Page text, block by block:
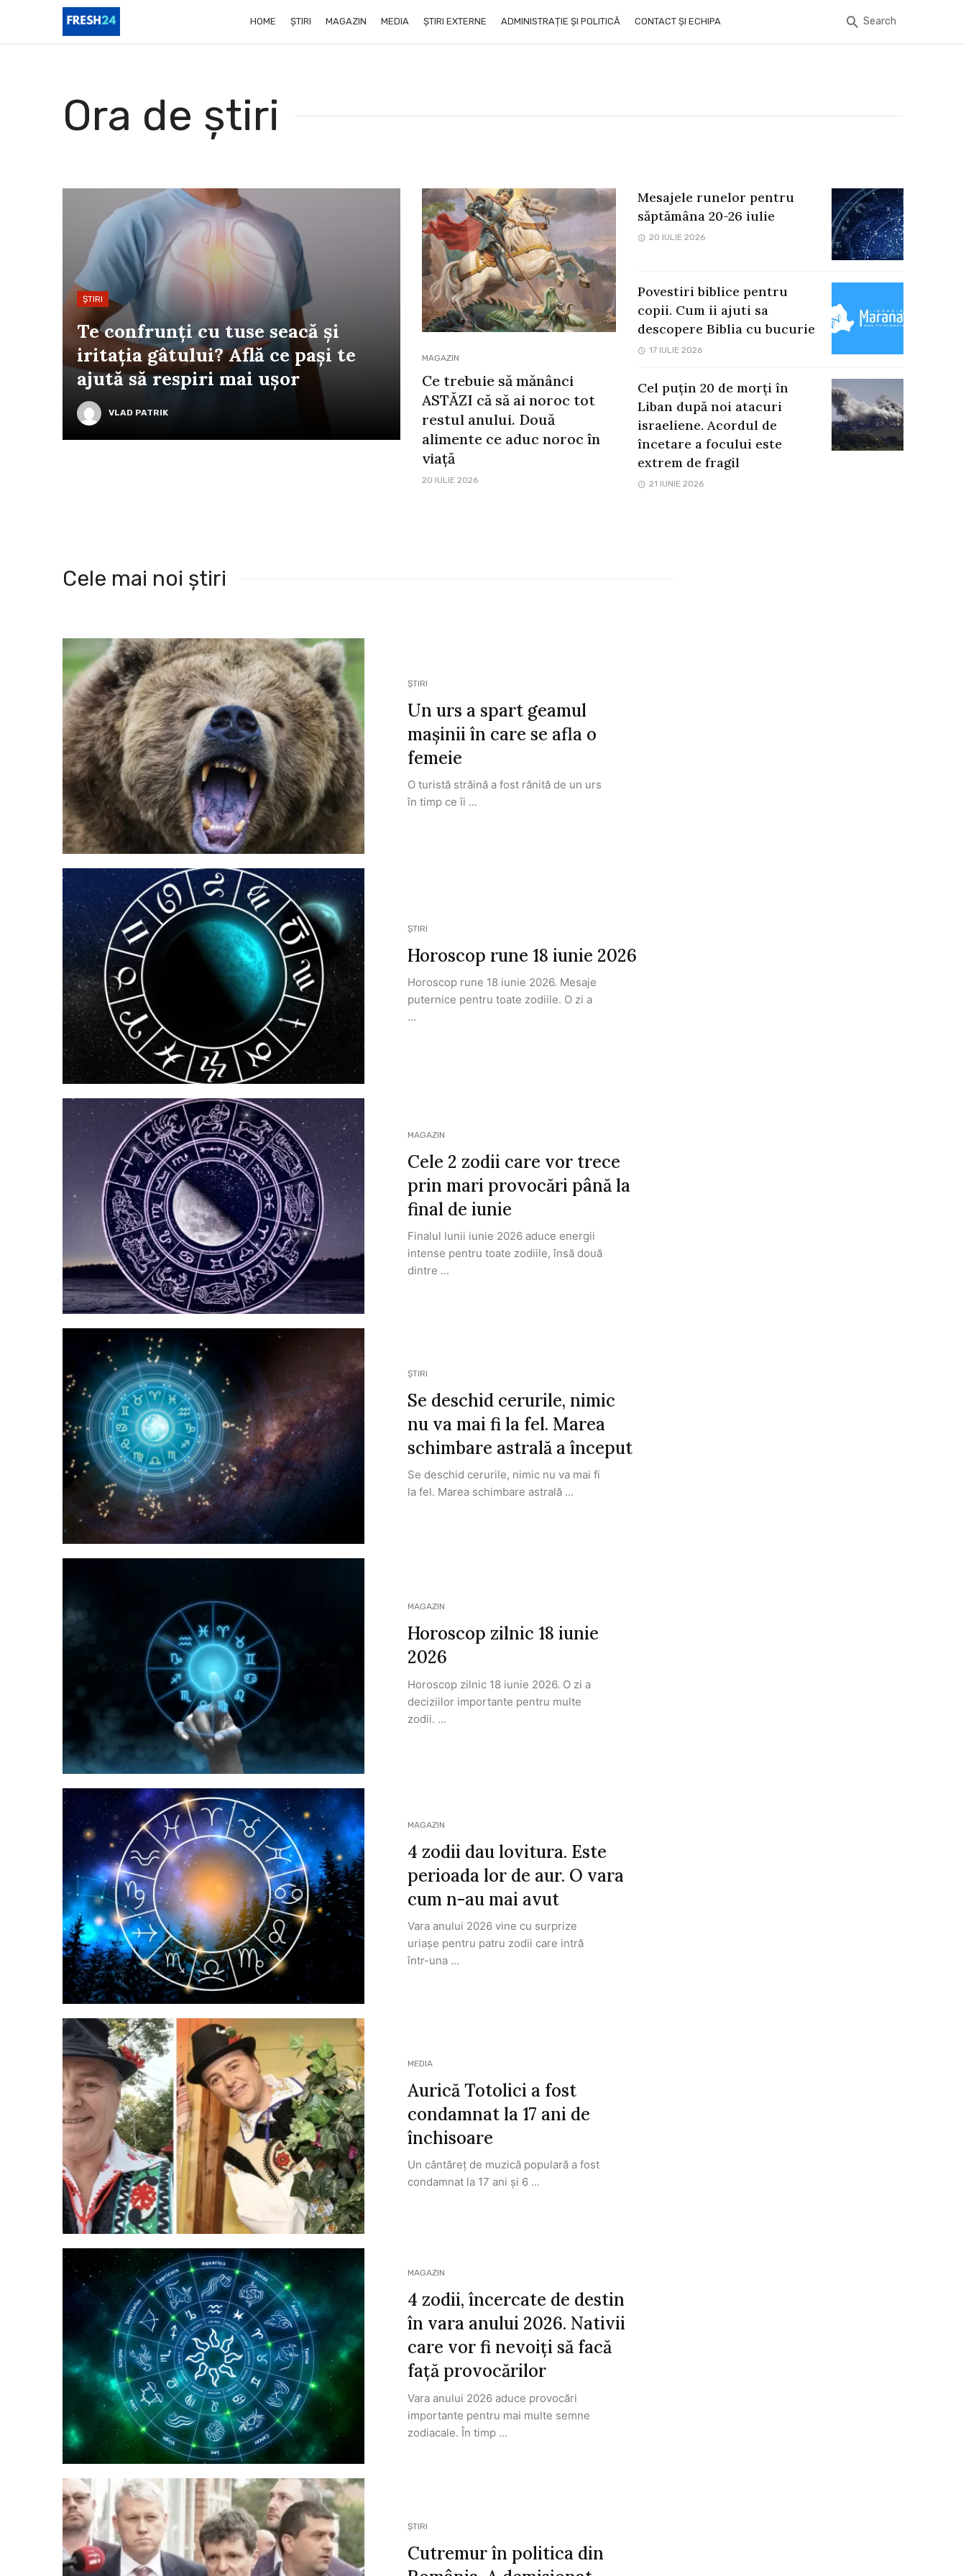
HOME ȘTIRI MAGAZIN MEDIA ȘTIRI EXTERNE ADMINISTRAȚIE ȘI POLITICĂ CONTACT ȘI ECHIPA Search
Ora de știri
ȘTIRI
Te confrunți cu tuse seacă și
iritația gâtului? Află ce pași te
ajută să respiri mai ușor
VLAD PATRIK
MAGAZIN
Ce trebuie să mănânci
ASTĂZI că să ai noroc tot
restul anului. Două
alimente ce aduc noroc în
viață
20 IULIE 2026
Mesajele runelor pentru
săptămâna 20-26 iulie
20 IULIE 2026
Povestiri biblice pentru
copii. Cum ii ajuti sa
descopere Biblia cu bucurie
17 IULIE 2026
Cel puțin 20 de morți în
Liban după noi atacuri
israeliene. Acordul de
încetare a focului este
extrem de fragil
21 IUNIE 2026
Cele mai noi știri
ȘTIRI
Un urs a spart geamul
mașinii în care se afla o
femeie
O turistă străină a fost rănită de un urs
în timp ce îi ...
ȘTIRI
Horoscop rune 18 iunie 2026
Horoscop rune 18 iunie 2026. Mesaje
puternice pentru toate zodiile. O zi a
...
MAGAZIN
Cele 2 zodii care vor trece
prin mari provocări până la
final de iunie
Finalul lunii iunie 2026 aduce energii
intense pentru toate zodiile, însă două
dintre ...
ȘTIRI
Se deschid cerurile, nimic
nu va mai fi la fel. Marea
schimbare astrală a început
Se deschid cerurile, nimic nu va mai fi
la fel. Marea schimbare astrală ...
MAGAZIN
Horoscop zilnic 18 iunie
2026
Horoscop zilnic 18 iunie 2026. O zi a
deciziilor importante pentru multe
zodii. ...
MAGAZIN
4 zodii dau lovitura. Este
perioada lor de aur. O vara
cum n-au mai avut
Vara anului 2026 vine cu surprize
uriașe pentru patru zodii care intră
într-una ...
MEDIA
Aurică Totolici a fost
condamnat la 17 ani de
închisoare
Un cântăreț de muzică populară a fost
condamnat la 17 ani și 6 ...
MAGAZIN
4 zodii, încercate de destin
în vara anului 2026. Nativii
care vor fi nevoiți să facă
față provocărilor
Vara anului 2026 aduce provocări
importante pentru mai multe semne
zodiacale. În timp ...
ȘTIRI
Cutremur în politica din